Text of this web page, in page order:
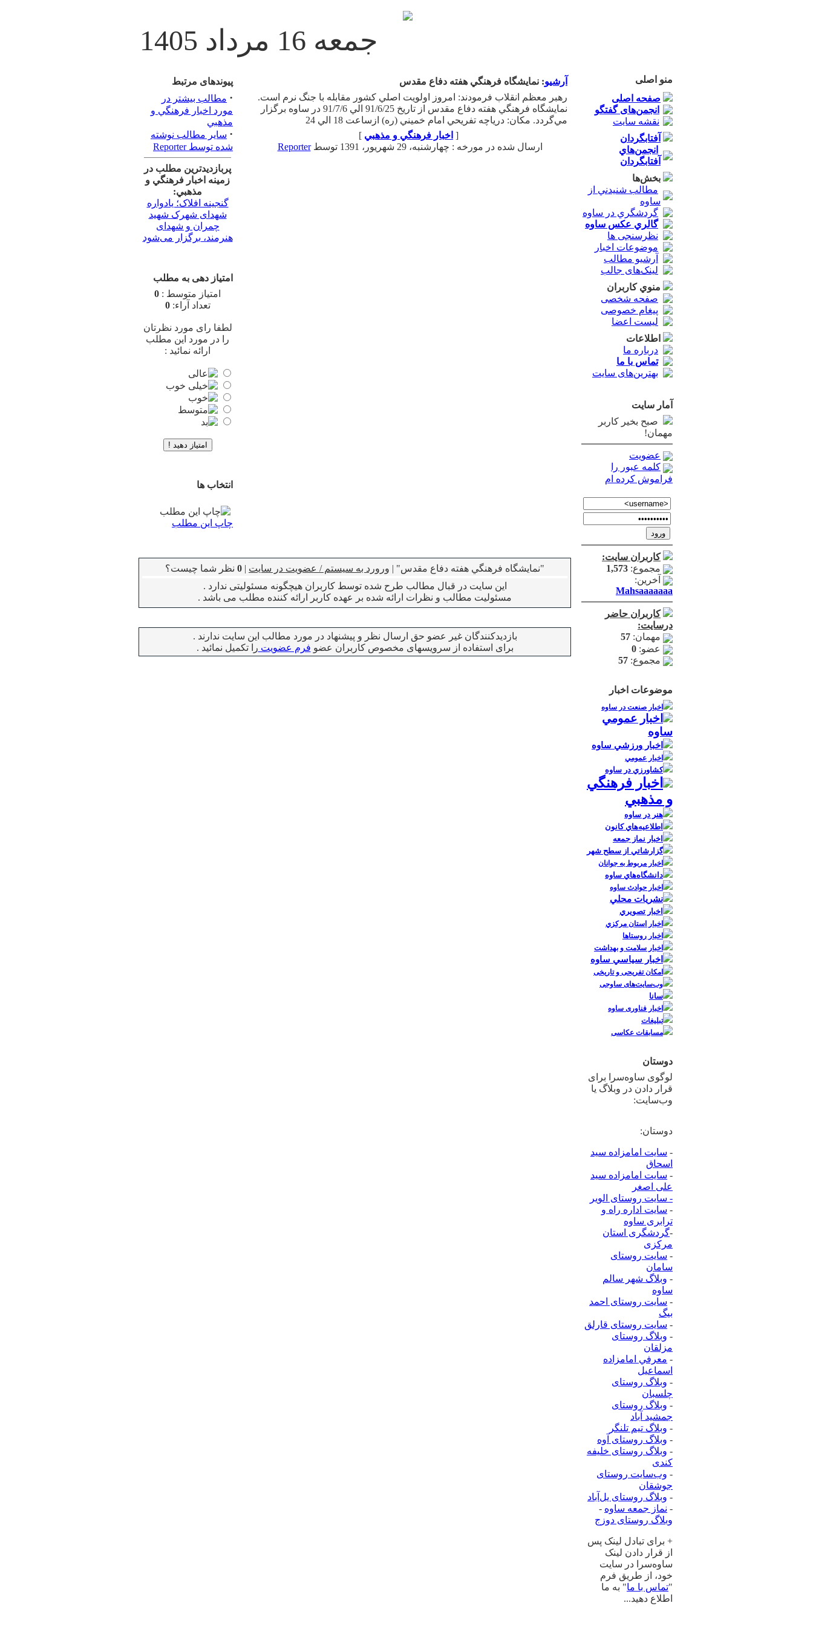
جمعه 16 مرداد 1405
منو اصلی
صفحه اصلی
انجمن‌های گفتگو
نقشه سایت
آفتابگردان
انجمن‌هاي
آفتابگردان
بخش‌ها
مطالب شنيدني از
ساوه
گردشگري در ساوه
گالري عکس ساوه
نظرسنجی ها
موضوعات اخبار
آرشیو مطالب
لینک‌های جالب
منوي كاربران
صفحه شخصی
پیغام خصوصی
لیست اعضا
اطلاعات
درباره ما
تماس با ما
بهترین‌های سایت
آمار سايت
صبح بخیر کاربر
مهمان!
عضویت
کلمه عبور را
فراموش کرده ام
کاربران سایت:
مجموع: 1,573
آخرین:
Mahsaaaaaaa
کاربران حاضر
درسایت:
مهمان: 57
عضو: 0
مجموع: 57
موضوعات اخبار
اخبار صنعت در ساوه
اخبار عمومي
ساوه
اخبار ورزشي ساوه
اخبار عمومي
كشاورزي در ساوه
اخبار فرهنگي
و مذهبي
هنر در ساوه
اطلاعيه‌هاي كانون
اخبار نماز جمعه
گزارشاتي از سطح شهر
اخبار مربوط به جوانان
دانشگاه‌هاي‌ ساوه
اخبار حوادث ساوه
نشريات محلي
اخبار تصويري
اخبار استان مركزي
اخبار روستاها
اخبار سلامت و بهداشت
اخبار سياسي ساوه
امکان تفریحی و تاریخی
وب‌سایت‌های ساوجی
سانا
اخبار فناوری ساوه
تبلیغات
مسابقات عکاسی
دوستان
لوگوی ساوه‌سرا برای
قرار دادن در وبلاگ یا
وب‌سایت:
دوستان:
- سایت امامزاده سید
اسحاق
- سایت امامزاده سید
علی اصغر
- سایت روستای الویر
- سایت اداره راه و
ترابری ساوه
-گردشگری استان
مرکزی
- سایت روستای
سامان
- وبلاگ شهر سالم
ساوه
- سایت روستای احمد
بیگ
- سایت روستای قارلق
- وبلاگ روستای
مزلقان
- معرفي امامزاده
اسماعيل
- وبلاگ روستای
چلسبان
- وبلاگ روستای
جمشید آباد
- وبلاگ تیم تلنگر
- وبلاگ روستای آوه
- وبلاگ روستای خلیفه
کندی
- وب‌سایت روستای
جوشقان
- وبلاگ روستای یل‌آباد
- نماز جمعه ساوه -
وبلاگ روستای دوزج
+ برای تبادل لینک پس
از قرار دادن لینک
ساوه‌سرا در سایت
خود، از طریق فرم
"تماس با ما" به ما
اطلاع دهید...
آرشيو: نمايشگاه فرهنگي هفته دفاع مقدس
رهبر معظم انقلاب فرمودند: امروز اولويت اصلي كشور مقابله با جنگ نرم است.
نمايشگاه فرهنگي هفته دفاع مقدس از تاريخ 91/6/25 الي 91/7/6 در ساوه برگزار
مي‌گردد. مكان: درياچه تفريحي امام خميني (ره) ازساعت 18 الي 24
[ اخبار فرهنگي و مذهبي ]
ارسال شده در مورخه : چهارشنبه، 29 شهریور، 1391 توسط
Reporter
پیوندهای مرتبط
· مطالب بیشتر در
مورد اخبار فرهنگي و
مذهبي
· سایر مطالب نوشته
شده توسط Reporter
پربازدیدترین مطلب در
زمینه اخبار فرهنگي و
مذهبي:
گنجینه افلاک؛ یادواره
شهدای شهرک شهید
چمران و شهدای
هنرمند، برگزار می‌شود
امتیاز دهی به مطلب
امتیاز متوسط : 0
تعداد آراء:0
لطفا رای مورد نظرتان
را در مورد این مطلب
ارائه نمائید :
انتخاب ها
چاپ این مطلب
"نمايشگاه فرهنگي هفته دفاع مقدس" | ورورد به سیستم / عضویت در سایت |
0 نظر شما چیست؟
این سایت در قبال مطالب طرح شده توسط کاربران هیچگونه مسئولیتی ندارد .
مسئولیت مطالب و نظرات ارائه شده بر عهده کاربر ارائه کننده مطلب می باشد .
بازدیدکنندگان غیر عضو حق ارسال نظر و پیشنهاد در مورد مطالب این سایت ندارند .
برای استفاده از سرویسهای مخصوص کاربران عضو فرم عضویت را تکمیل نمائید .